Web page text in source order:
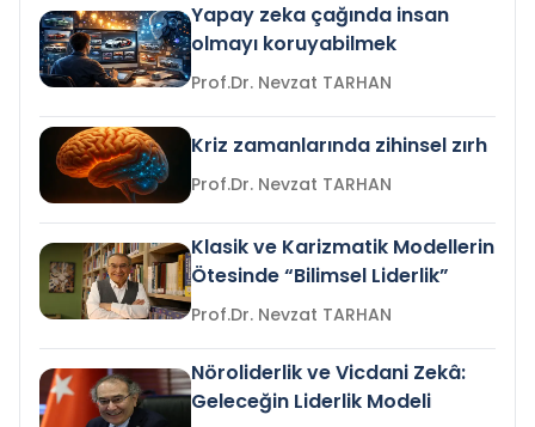
Yapay zeka çağında insan
olmayı koruyabilmek
Prof.Dr. Nevzat TARHAN
Kriz zamanlarında zihinsel zırh
Prof.Dr. Nevzat TARHAN
Klasik ve Karizmatik Modellerin
Ötesinde “Bilimsel Liderlik”
Prof.Dr. Nevzat TARHAN
Nöroliderlik ve Vicdani Zekâ:
Geleceğin Liderlik Modeli